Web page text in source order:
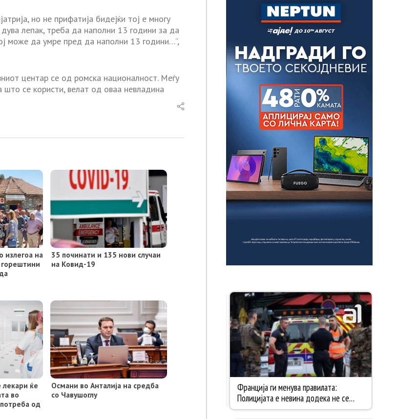
но не прифатија бидејќи тој е многу
лепак, треба да наполни 13 години за да
може да умре пред да наполни 13 години…“,
центар се од ромска националност. Меѓу
се користи, велат од оваа невладина
излегоа на
35 починати и 135 нови случаи
на Ковид-19
ќе
во
од
Османи во Анталија на средба
со Чавушоглу